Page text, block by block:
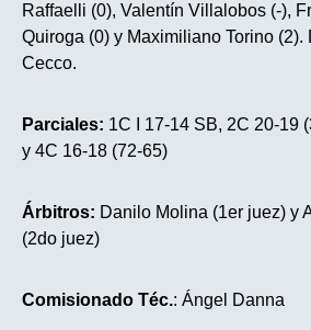
Raffaelli (0), Valentín Villalobos (-),
Quiroga (0) y Maximiliano Torino (2).
Cecco.
Parciales: 1C I 17-14 SB, 2C 20-19
y 4C 16-18 (72-65)
Árbitros: Danilo Molina (1er juez) y
(2do juez)
Comisionado Téc.: Ángel Danna